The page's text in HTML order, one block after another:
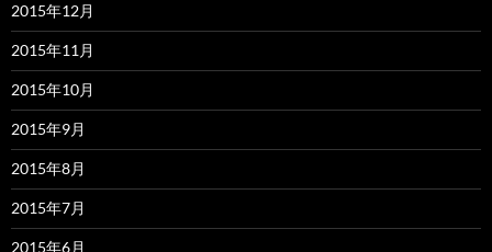
2015年12月
2015年11月
2015年10月
2015年9月
2015年8月
2015年7月
2015年6月